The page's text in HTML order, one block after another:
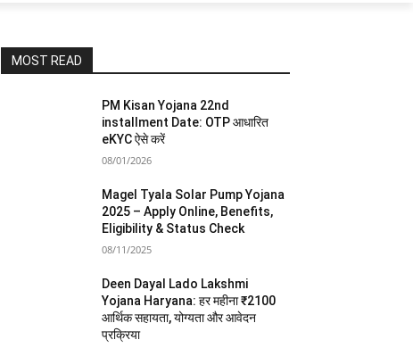
MOST READ
PM Kisan Yojana 22nd
installment Date: OTP आधारित
eKYC ऐसे करें
08/01/2026
Magel Tyala Solar Pump Yojana
2025 – Apply Online, Benefits,
Eligibility & Status Check
08/11/2025
Deen Dayal Lado Lakshmi
Yojana Haryana: हर महीना ₹2100
आर्थिक सहायता, योग्यता और आवेदन
प्रक्रिया